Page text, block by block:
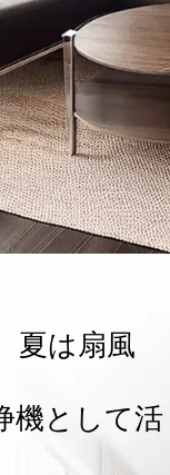
夏は扇風
機として活